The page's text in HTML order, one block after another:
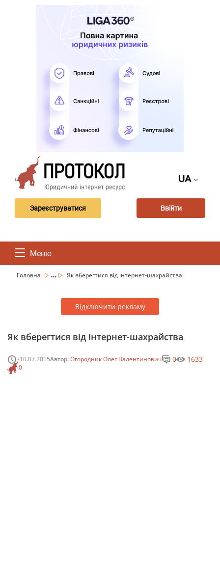
UA
Зареєструватися Ввійти
Меню
Головна ... Як вберегтися від інтернет-шахрайства
Відключити рекламу
Як вберегтися від інтернет-шахрайства
10.07.2015Автор:Огородник Олег Валентинович
0
0 1633